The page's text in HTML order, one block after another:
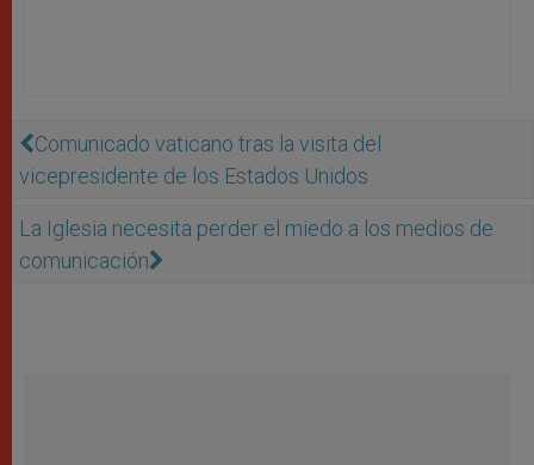
Comunicado vaticano tras la visita del
vicepresidente de los Estados Unidos
La Iglesia necesita perder el miedo a los medios de
comunicación